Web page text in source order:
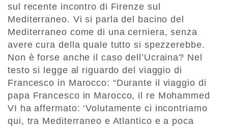
sul recente incontro di Firenze sul
Mediterraneo. Vi si parla del bacino del
Mediterraneo come di una cerniera, senza
avere cura della quale tutto si spezzerebbe.
Non è forse anche il caso dell’Ucraina? Nel
testo si legge al riguardo del viaggio di
Francesco in Marocco: “Durante il viaggio di
papa Francesco in Marocco, il re Mohammed
VI ha affermato: ‘Volutamente ci incontriamo
qui, tra Mediterraneo e Atlantico e a poca